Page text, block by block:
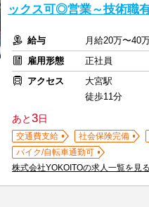
ックス可◎営業～技術職
給与
月給20万〜40
雇用形態
正社員
アクセス
大宮駅
徒歩11分
あと3日
交通費支給 社会保険完備
バイク/自転車通勤可
株式会社YOKOITOの求人一覧を見る